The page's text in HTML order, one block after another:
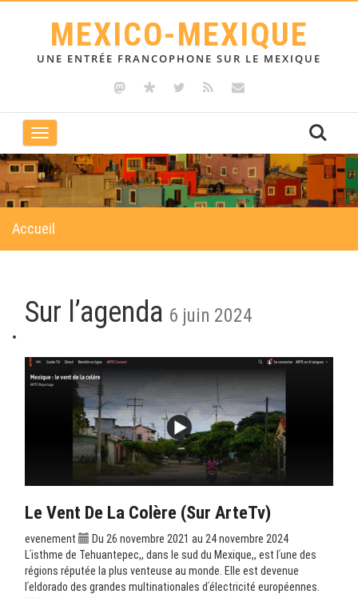
MEXICO-MEXIQUE
UNE ENTRÉE FRANCOPHONE SUR LE MEXIQUE
Toggle
navigation
Accueil
Sur l’agenda 6 juin 2024
Le Vent De La Colère (sur ArteTv)
evenement
Du 26 novembre 2021 au 24 novembre 2024
Lʹisthme de Tehuantepec,, dans le sud du Mexique,, est lʹune des
régions réputée la plus venteuse au monde. Elle est devenue
lʹeldorado des grandes multinationales dʹélectricité européennes.